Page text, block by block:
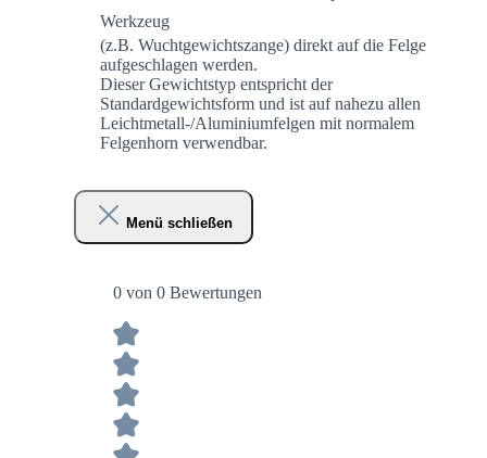
Werkzeug
(z.B. Wuchtgewichtszange) direkt auf die Felge
aufgeschlagen werden.
Dieser Gewichtstyp entspricht der
Standardgewichtsform und ist auf nahezu allen
Leichtmetall-/Aluminiumfelgen mit normalem
Felgenhorn verwendbar.
Menü schließen
0 von 0 Bewertungen